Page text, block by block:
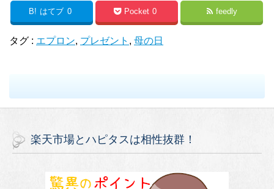
B! はてブ 0 Pocket 0 feedly
タグ : エプロン, プレゼント , 母の日
楽天市場とハピタスは相性抜群！